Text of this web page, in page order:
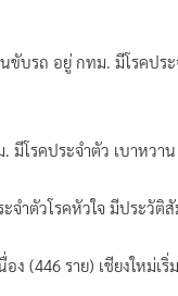
ขับรถ อยู่ กทม. มีโรคปร
มีโรคประจำตัว เบาห
ะจำตัวโรคหัวใจ มีประวั
(446 ราย) เชียงใหม่เ